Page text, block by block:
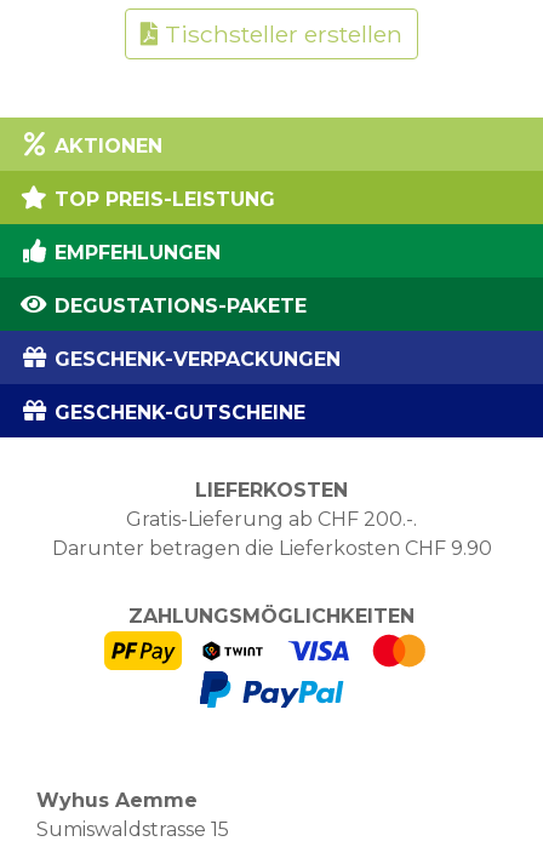
Tischsteller erstellen
AKTIONEN
TOP PREIS-LEISTUNG
EMPFEHLUNGEN
DEGUSTATIONS-PAKETE
GESCHENK-VERPACKUNGEN
GESCHENK-GUTSCHEINE
LIEFERKOSTEN
Gratis-Lieferung ab CHF 200.-.
Darunter betragen die Lieferkosten CHF 9.90
ZAHLUNGSMÖGLICHKEITEN
Wyhus Aemme
Sumiswaldstrasse 15